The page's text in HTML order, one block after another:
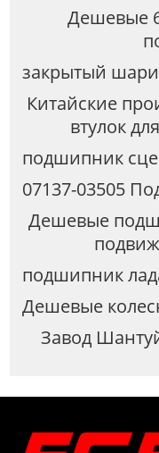
Дешевые
закрытый
Китайские
втулок
подшипник
07137-03505
Дешевые
подшипник
Дешевые
Завод